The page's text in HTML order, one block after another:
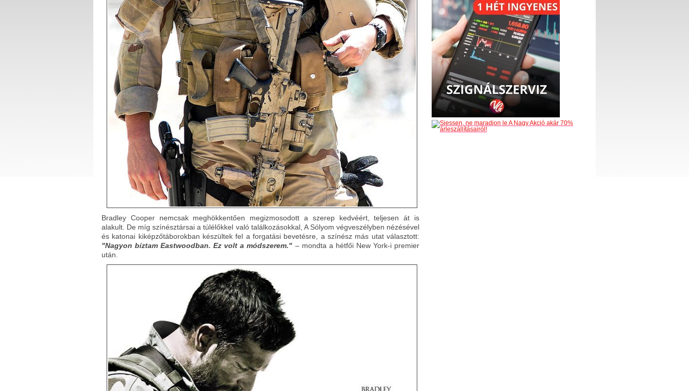
Bradley Cooper nemcsak meghökkentően megizmosodott a szerep kedvéért, teljesen át is
alakult. De míg színésztársai a túlélőkkel való találkozásokkal, A Sólyom végveszélyben nézésével
és katonai kiképzőtáborokban készültek fel a forgatási bevetésre, a színész más utat választott:
"Nagyon bíztam Eastwoodban. Ez volt a módszerem." – mondta a hétfői New York-i premier
után.